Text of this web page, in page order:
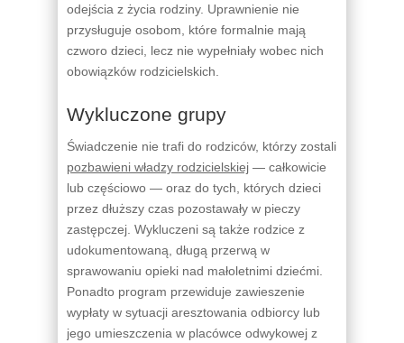
odejścia z życia rodziny. Uprawnienie nie
przysługuje osobom, które formalnie mają
czworo dzieci, lecz nie wypełniały wobec nich
obowiązków rodzicielskich.
Wykluczone grupy
Świadczenie nie trafi do rodziców, którzy zostali
pozbawieni władzy rodzicielskiej — całkowicie
lub częściowo — oraz do tych, których dzieci
przez dłuższy czas pozostawały w pieczy
zastępczej. Wykluczeni są także rodzice z
udokumentowaną, długą przerwą w
sprawowaniu opieki nad małoletnimi dziećmi.
Ponadto program przewiduje zawieszenie
wypłaty w sytuacji aresztowania odbiorcy lub
jego umieszczenia w placówce odwykowej z